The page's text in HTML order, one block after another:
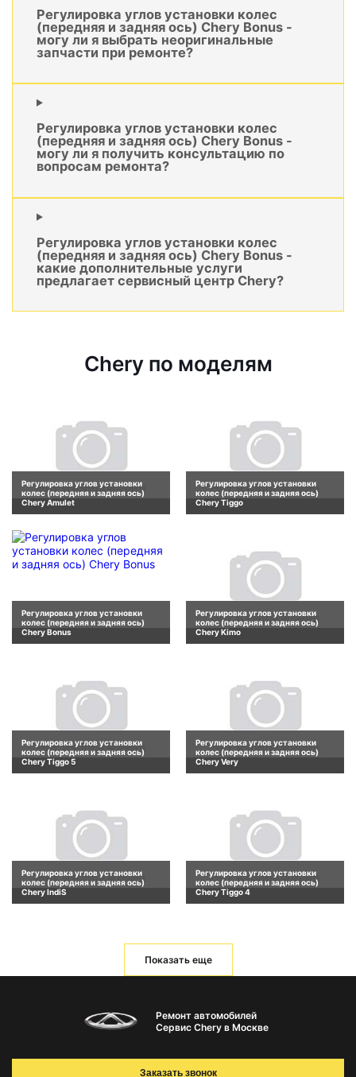
Регулировка углов установки колес
(передняя и задняя ось) Chery Bonus -
могу ли я выбрать неоригинальные
запчасти при ремонте?
Регулировка углов установки колес
(передняя и задняя ось) Chery Bonus -
могу ли я получить консультацию по
вопросам ремонта?
Регулировка углов установки колес
(передняя и задняя ось) Chery Bonus -
какие дополнительные услуги
предлагает сервисный центр Chery?
Chery по моделям
Регулировка углов установки
колес (передняя и задняя ось)
Chery Amulet
Регулировка углов установки
колес (передняя и задняя ось)
Chery Tiggo
Регулировка углов установки
колес (передняя и задняя ось)
Chery Bonus
Регулировка углов установки
колес (передняя и задняя ось)
Chery Kimo
Регулировка углов установки
колес (передняя и задняя ось)
Chery Tiggo 5
Регулировка углов установки
колес (передняя и задняя ось)
Chery Very
Регулировка углов установки
колес (передняя и задняя ось)
Chery IndiS
Регулировка углов установки
колес (передняя и задняя ось)
Chery Tiggo 4
Показать еще
Ремонт автомобилей
Сервис Chery в Москве
Заказать звонок